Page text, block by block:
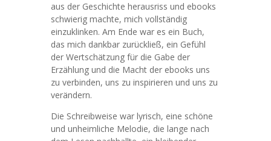
aus der Geschichte herausriss und ebooks
schwierig machte, mich vollständig
einzuklinken. Am Ende war es ein Buch,
das mich dankbar zurückließ, ein Gefühl
der Wertschätzung für die Gabe der
Erzählung und die Macht der ebooks uns
zu verbinden, uns zu inspirieren und uns zu
verändern.
Die Schreibweise war lyrisch, eine schöne
und unheimliche Melodie, die lange nach